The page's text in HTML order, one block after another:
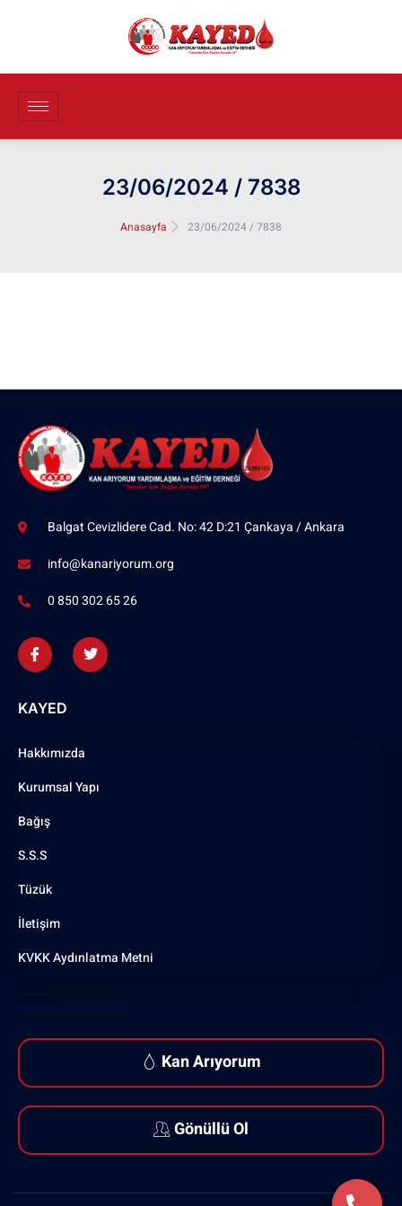
23/06/2024 / 7838
Anasayfa 23/06/2024 / 7838
Balgat Cevizlidere Cad. No: 42 D:21 Çankaya / Ankara
info@kanariyorum.org
0 850 302 65 26
KAYED
Hakkımızda
Kurumsal Yapı
Bağış
S.S.S
Tüzük
İletişim
KVKK Aydınlatma Metni
Kan Arıyorum
Gönüllü Ol